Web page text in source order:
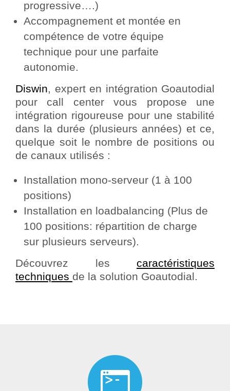
progressive….)
Accompagnement et montée en
compétence de votre équipe
technique pour une parfaite
autonomie.
Diswin, expert en intégration Goautodial
pour call center vous propose une
intégration rigoureuse pour une stabilité
dans la durée (plusieurs années) et ce,
quelque soit le nombre de positions ou
de canaux utilisés :
Installation mono-serveur (1 à 100
positions)
Installation en loadbalancing (Plus de
100 positions: répartition de charge
sur plusieurs serveurs).
Découvrez les caractéristiques
techniques de la solution Goautodial.